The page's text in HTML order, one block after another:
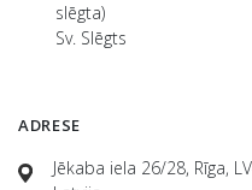
slēgta)
Sv. Slēgts
ADRESE
Jēkaba iela 26/28, Rīga,